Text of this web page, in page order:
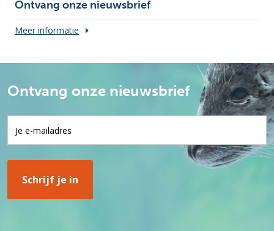
Ontvang onze nieuwsbrief
Meer informatie
Ontvang onze nieuwsbrief